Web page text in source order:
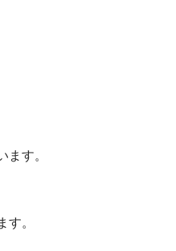
ます。
す。